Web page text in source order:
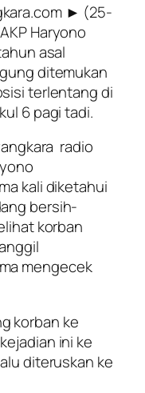
► (25-
Haryono
asal
ditemukan
terlentang di
6 pagi tadi.
radio
kali diketahui
bersih-
korban
mengecek
korban ke
ini ke
diteruskan ke